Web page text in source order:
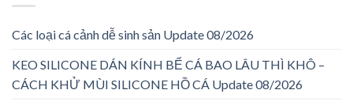
Các loại cá cảnh dễ sinh sản Update 08/2026
KEO SILICONE DÁN KÍNH BỂ CÁ BAO LÂU THÌ KHÔ –
CÁCH KHỬ MÙI SILICONE HỒ CÁ Update 08/2026